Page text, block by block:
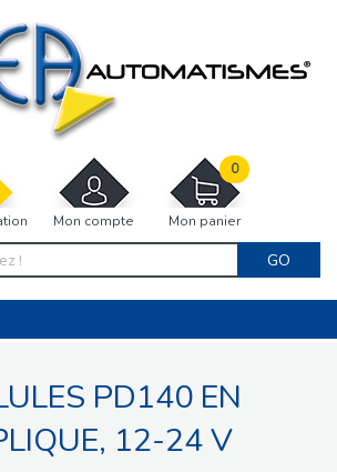
Mon compte Mon panier
0
GO
MOTORISATIONS
ET ELECTRONIQUES
VISIOPHONES
PIÈCES DÉTACHÉES
PD140 EN
12-24 V